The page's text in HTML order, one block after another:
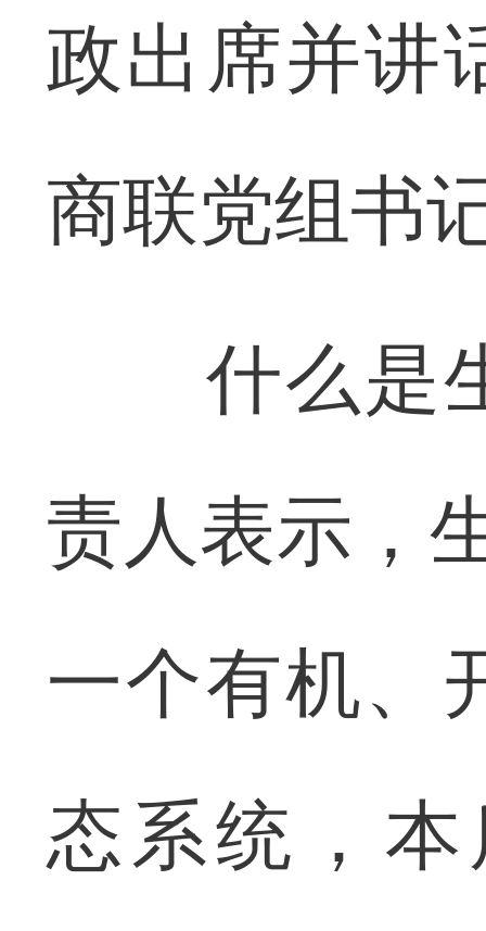
政出席并讲
商联党组书
什么是生
责人表示，
一个有机、
态系统，